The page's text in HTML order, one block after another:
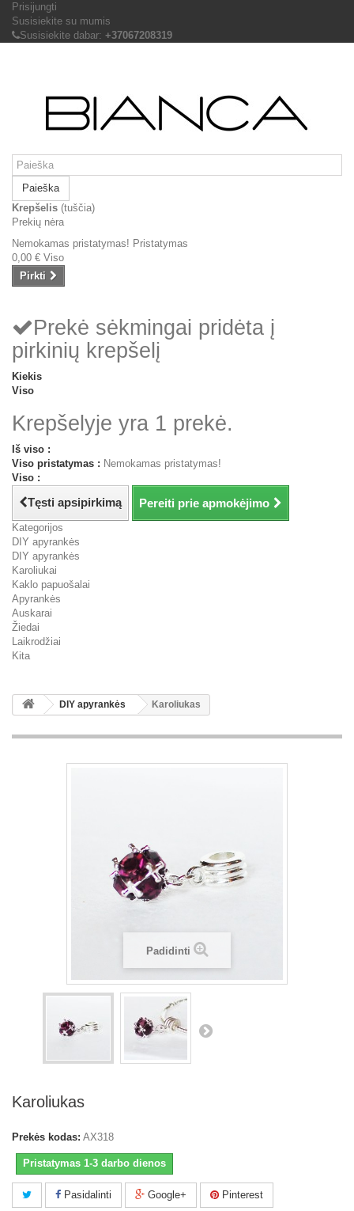
Prisijungti
Susisiekite su mumis
Susisiekite dabar: +37067208319
Paieška
Krepšelis (tuščia)
Prekių nėra
Nemokamas pristatymas! Pristatymas
0,00 € Viso
Pirkti
Prekė sėkmingai pridėta į
pirkinių krepšelį
Kiekis
Viso
Krepšelyje yra 1 prekė.
Iš viso :
Viso pristatymas : Nemokamas pristatymas!
Viso :
Tęsti apsipirkimą Pereiti prie apmokėjimo
Kategorijos
DIY apyrankės
DIY apyrankės
Karoliukai
Kaklo papuošalai
Apyrankės
Auskarai
Žiedai
Laikrodžiai
Kita
DIY apyrankės Karoliukas
Padidinti
Karoliukas
Prekės kodas: AX318
Pristatymas 1-3 darbo dienos
Pasidalinti Google+ Pinterest